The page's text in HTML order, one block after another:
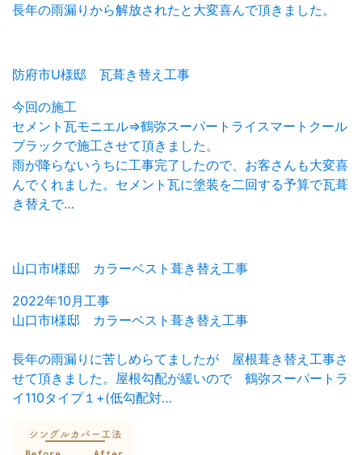
長年の雨漏りから解放されたと大変喜んで頂きました。
防府市U様邸 瓦葺き替え工事
今回の施工
セメント瓦モニエル⇒鶴弥スーパートライスマートクール
ブラックで施工させて頂きました。
雨が降らないうちに工事完了したので、お客さんも大変喜
んでくれました。セメント瓦に塗装を二回する予算で瓦葺
き替えで…
山口市I様邸 カラーベスト葺き替え工事
2022年10月工事
山口市I様邸 カラーベスト葺き替え工事
長年の雨漏りに苦しめらてましたが 屋根葺き替え工事さ
せて頂きました。屋根勾配が緩いので 鶴弥スーパートラ
イ110タイプ１+(低勾配対…